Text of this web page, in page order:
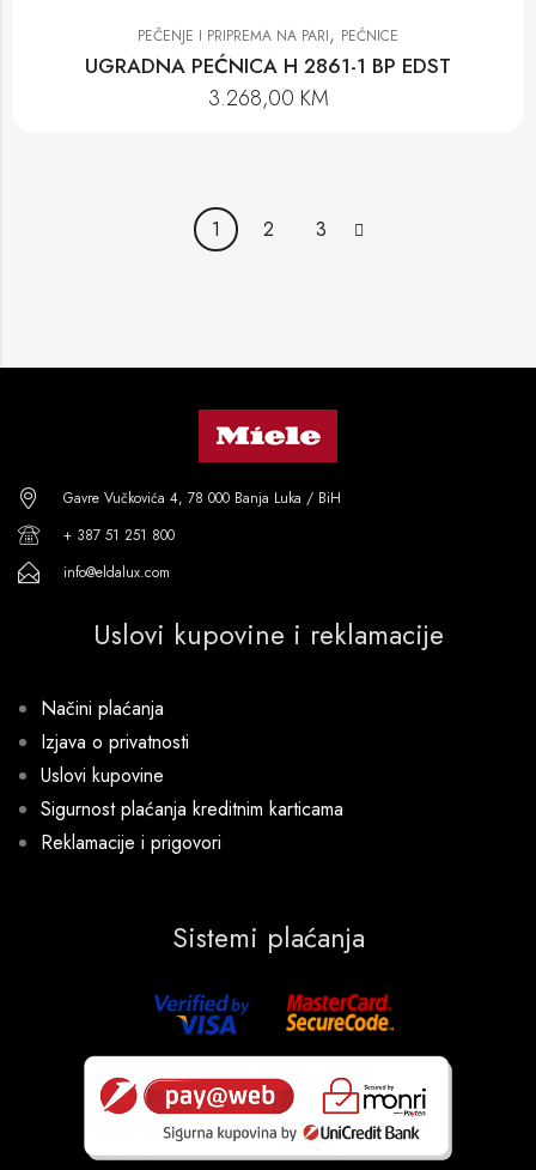
PEČENJE I PRIPREMA NA PARI, PEĆNICE
UGRADNA PEĆNICA H 2861-1 BP EDST
3.268,00 KM
1 2 3
Gavre Vučkovića 4, 78 000 Banja Luka / BiH
+ 387 51 251 800
info@eldalux.com
Uslovi kupovine i reklamacije
Načini plaćanja
Izjava o privatnosti
Uslovi kupovine
Sigurnost plaćanja kreditnim karticama
Reklamacije i prigovori
Sistemi plaćanja